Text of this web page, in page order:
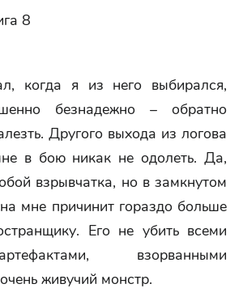
8
когда я из него выбирался,
безнадежно – обратно
Другого выхода из логова
в бою никак не одолеть. Да,
взрывчатка, но в замкнутом
мне причинит гораздо больше
Его не убить всеми
взорванными
живучий монстр.